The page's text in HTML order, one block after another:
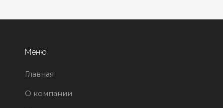
Меню
Главная
О компании